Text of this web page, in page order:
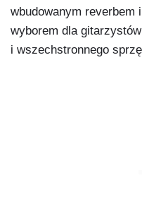
wbudowanym reverbem
wyborem dla
i wszechstronnego